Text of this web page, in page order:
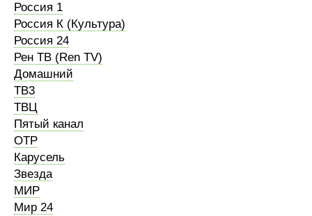
Россия 1
Россия К (Культура)
Россия 24
Рен ТВ (Ren TV)
Домашний
ТВ3
ТВЦ
Пятый канал
ОТР
Карусель
Звезда
МИР
Мир 24